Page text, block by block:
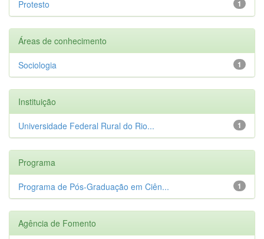
1
Protesto
Áreas de conhecimento
1
Sociologia
Instituição
1
Universidade Federal Rural do Rio...
Programa
1
Programa de Pós-Graduação em Ciên...
Agência de Fomento